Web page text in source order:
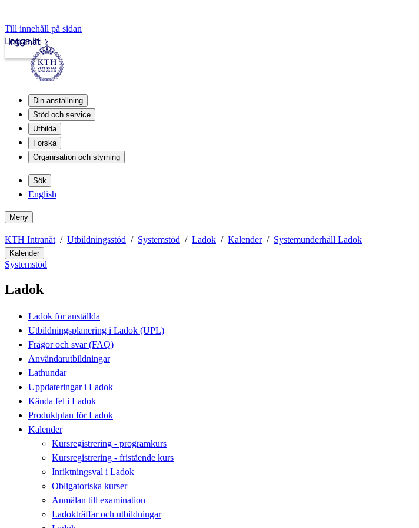
Till innehåll på sidan
Intranät
Logga in
Din anställning
Stöd och service
Utbilda
Forska
Organisation och styrning
Sök
English
Meny
KTH Intranät Utbildningsstöd Systemstöd Ladok Kalender Systemunderhåll Ladok
Kalender
Systemstöd
Ladok
Ladok för anställda
Utbildningsplanering i Ladok (UPL)
Frågor och svar (FAQ)
Användarutbildningar
Lathundar
Uppdateringar i Ladok
Kända fel i Ladok
Produktplan för Ladok
Kalender
Kursregistrering - programkurs
Kursregistrering - fristående kurs
Inriktningsval i Ladok
Obligatoriska kurser
Anmälan till examination
Ladokträffar och utbildningar